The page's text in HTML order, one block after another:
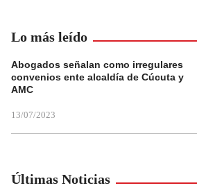
Lo más leído
Abogados señalan como irregulares
convenios ente alcaldía de Cúcuta y
AMC
13/07/2023
Últimas Noticias